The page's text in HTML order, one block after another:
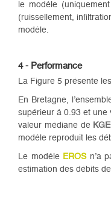
le modèle
(ruissellement,
modèle.
4 - Performance
La Figure 5 présente
En Bretagne,
supérieur à 0.93 et une
valeur médiane de KGE
modèle reproduit les
Le modèle EROS n’a
estimation des débits